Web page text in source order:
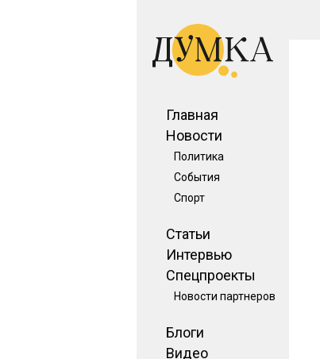
Главная
Новости
Политика
События
Спорт
Статьи
Интервью
Спецпроекты
Новости партнеров
Блоги
Видео